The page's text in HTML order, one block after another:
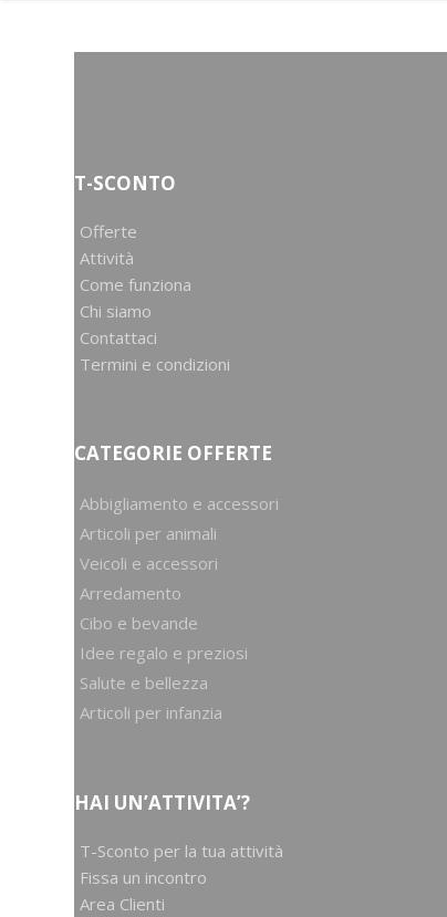
T-SCONTO
Offerte
Attività
Come funziona
Chi siamo
Contattaci
Termini e condizioni
CATEGORIE OFFERTE
Abbigliamento e accessori
Articoli per animali
Veicoli e accessori
Arredamento
Cibo e bevande
Idee regalo e preziosi
Salute e bellezza
Articoli per infanzia
HAI UN’ATTIVITA’?
T-Sconto per la tua attività
Fissa un incontro
Area Clienti